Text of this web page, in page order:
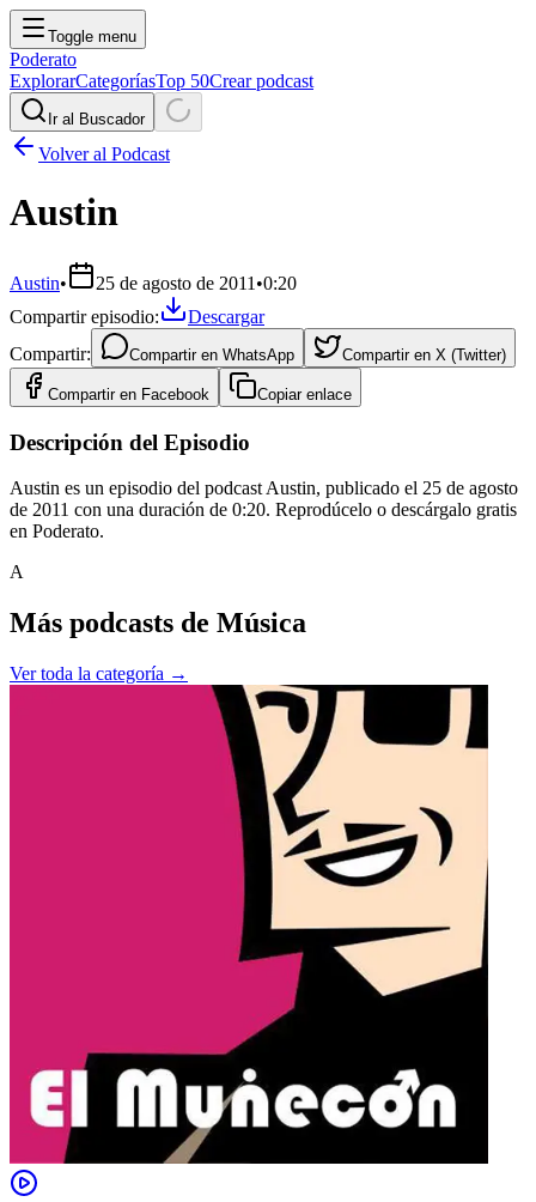
Toggle menu
Poderato
ExplorarCategoríasTop 50Crear podcast
Ir al Buscador
Volver al Podcast
Austin
Austin• 25 de agosto de 2011 •0:20
Compartir episodio:
Descargar
Compartir:
Compartir en WhatsApp Compartir en X (Twitter)
Compartir en Facebook Copiar enlace
Descripción del Episodio
Austin es un episodio del podcast Austin, publicado el 25 de agosto
de 2011 con una duración de 0:20. Reprodúcelo o descárgalo gratis
en Poderato.
A
Más podcasts de Música
Ver toda la categoría →